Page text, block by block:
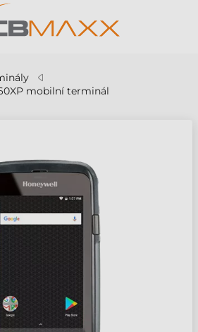
mobilní terminál